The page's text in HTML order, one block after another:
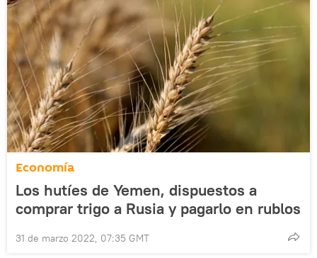
Economía
Los hutíes de Yemen, dispuestos a
comprar trigo a Rusia y pagarlo en rublos
31 de marzo 2022, 07:35 GMT